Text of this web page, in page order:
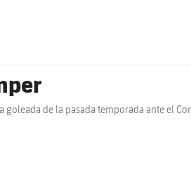
goleada de la pasada temporada ante el